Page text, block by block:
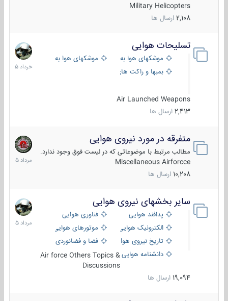
Military Helicopters
2,108 ارسال ها
تسلیحات هوایی
موشکهای هوا به هوا
موشکهای هوا به سطح
بمبها و راکت های هوایی
Air Launched Weapons
2,413 ارسال ها
30
خرداد
1405
متفرقه در مورد نیروی هوایی
مطالب مرتبط با موضوعاتی که در لیست فوق وجود ندارد.
Miscellaneous Airforcce
10,208 ارسال ها
7
مرداد
1405
سایر بخشهای نیروی هوایی
پدافند هوایی
فناوری هوایی
الکترونیک هوایی
موتورهای هوایی
تاریخ نیروی هوایی
فضا و فضانوردی
دانشنامه هواییAir force Others Topics &
Discussions
19,094 ارسال ها
2
مرداد
1405